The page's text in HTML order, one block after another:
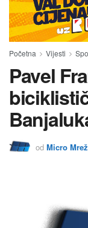
Početna Vijesti
Pavel
od Micro